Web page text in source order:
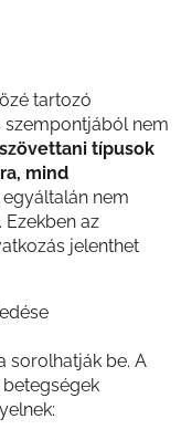
tartozó
szempontjából nem
típusok
mind
nem
Ezekben az
jelenthet
sorolhatják be. A